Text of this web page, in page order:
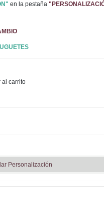
en la pestaña
al carrito
Personalización